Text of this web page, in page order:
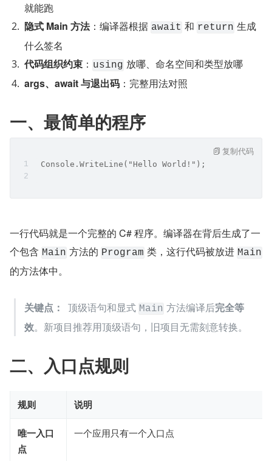
就能跑
隐式 Main 方法：编译器根据 await ​ 和 return 生成
什么签名
代码组织约束 ： using 放哪、命名空间和类型放哪
args、await 与退出码 ：完整用法对照
一、最简单的程序
Console.WriteLine("Hello World!");
复制代码
一行代码就是一个完整的 C# 程序。编译器在背后生成了一
个包含 Main ​ 方法的 Program ​ 类，这行代码被放进 Main
的方法体中。
关键点：
  顶级语句和显式
Main ​ 方法编译后完全等
效。新项目推荐用顶级语句，旧项目无需刻意转换。
二、入口点规则
规则 说明
唯一入口
点
一个应用只有一个入口点